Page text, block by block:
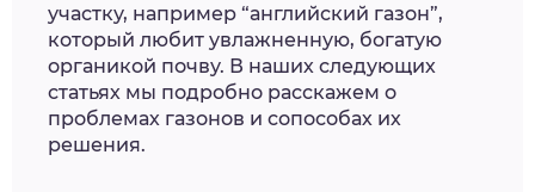
участку, например “английский газон”,
который любит увлажненную, богатую
органикой почву. В наших следующих
статьях мы подробно расскажем о
проблемах газонов и сопособах их
решения.